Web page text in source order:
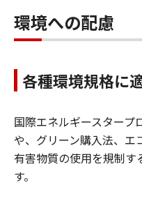
環境への配慮
各種環境規格に
国際エネルギースタープ
や、グリーン購入法、エ
有害物質の使用を規制す
す。